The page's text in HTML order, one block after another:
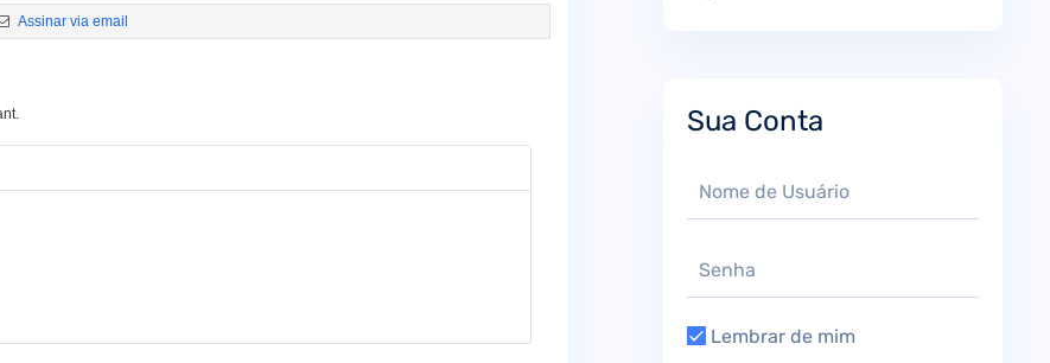
Assinar via email
Sua Conta
Lembrar de mim